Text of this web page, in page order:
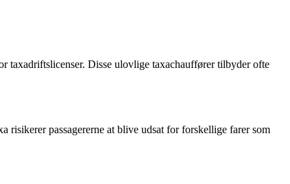
taxadriftslicenser. Disse ulovlige taxachauffører tilbyder ofte
risikerer passagererne at blive udsat for forskellige farer som